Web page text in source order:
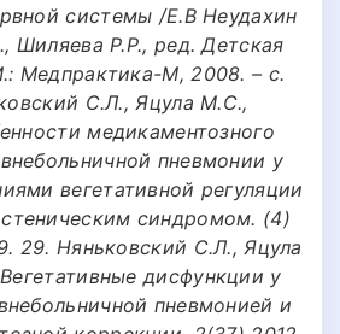
системы /Е.В Неудахин
Шиляева Р.Р., ред. Детская
Медпрактика-М, 2008. – с.
С.Л., Яцула М.С.,
медикаментозного
пневмонии у
вегетативной регуляции
синдромом. (4)
29. Няньковский С.Л., Яцула
дисфункции у
пневмонией и